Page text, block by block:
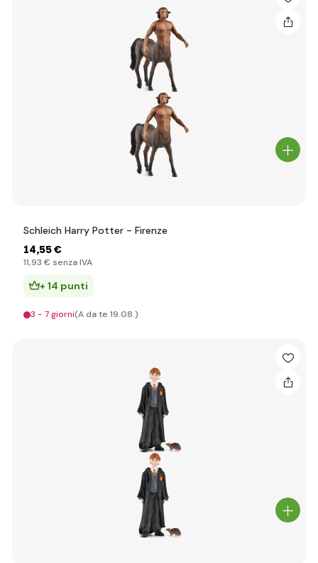
Schleich Harry Potter - Firenze
14,55 €
11,93 € senza IVA
+ 14 punti
3 - 7 giorni(A da te 19.08.)